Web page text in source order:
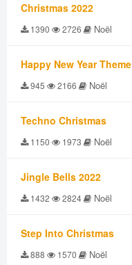
Christmas 2022
1390 2726 Noël
Happy New Year Theme
945 2166 Noël
Techno Christmas
1150 1973 Noël
Jingle Bells 2022
1432 2824 Noël
Step Into Christmas
888 1570 Noël